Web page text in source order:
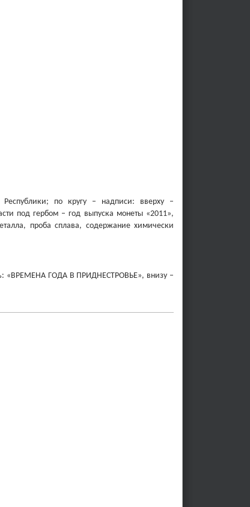
Республики; по кругу – надписи: вверху –
под гербом – год выпуска монеты «2011»,
проба сплава, содержание химически
«ВРЕМЕНА ГОДА В ПРИДНЕСТРОВЬЕ», внизу –